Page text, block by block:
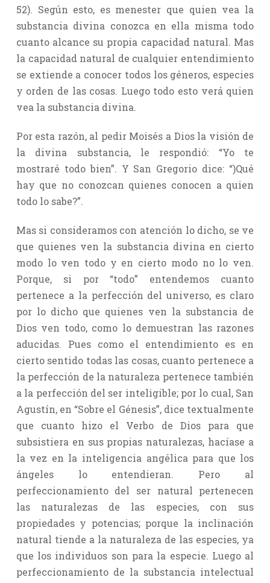
52). Según esto, es menester que quien vea la
substancia divina conozca en ella misma todo
cuanto alcance su propia capacidad natural. Mas
la capacidad natural de cualquier entendimiento
se extiende a conocer todos los géneros, especies
y orden de las cosas. Luego todo esto verá quien
vea la substancia divina.
Por esta razón, al pedir Moisés a Dios la visión de
la divina substancia, le respondió: “Yo te
mostraré todo bien”. Y San Gregorio dice: “)Qué
hay que no conozcan quienes conocen a quien
todo lo sabe?”.
Mas si consideramos con atención lo dicho, se ve
que quienes ven la substancia divina en cierto
modo lo ven todo y en cierto modo no lo ven.
Porque, si por “todo” entendemos cuanto
pertenece a la perfección del universo, es claro
por lo dicho que quienes ven la substancia de
Dios ven todo, como lo demuestran las razones
aducidas. Pues como el entendimiento es en
cierto sentido todas las cosas, cuanto pertenece a
la perfección de la naturaleza pertenece también
a la perfección del ser inteligible; por lo cual, San
Agustín, en “Sobre el Génesis”, dice textualmente
que cuanto hizo el Verbo de Dios para que
subsistiera en sus propias naturalezas, hacíase a
la vez en la inteligencia angélica para que los
ángeles lo entendieran. Pero al
perfeccionamiento del ser natural pertenecen
las naturalezas de las especies, con sus
propiedades y potencias; porque la inclinación
natural tiende a la naturaleza de las especies, ya
que los individuos son para la especie. Luego al
perfeccionamiento de la substancia intelectual